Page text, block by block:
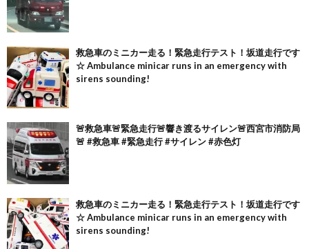
救急車のミニカー走る！緊急走行テスト！坂道走行です
☆ Ambulance minicar runs in an emergency with
sirens sounding!
🚨救急車🚨緊急走行🚨響き渡るサイレン🚨西宮市消防局
🚨 #救急車 #緊急走行 #サイレン #赤色灯
救急車のミニカー走る！緊急走行テスト！坂道走行です
☆ Ambulance minicar runs in an emergency with
sirens sounding!